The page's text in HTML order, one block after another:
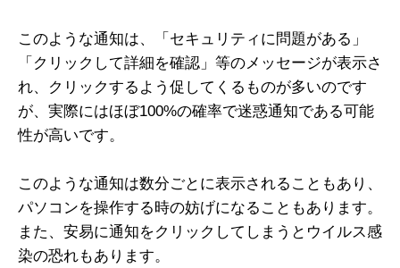
このような通知は、「セキュリティに問題がある」
「クリックして詳細を確認」等のメッセージが表示さ
れ、クリックするよう促してくるものが多いのです
が、実際にはほぼ100%の確率で迷惑通知である可能
性が高いです。
このような通知は数分ごとに表示されることもあり、
パソコンを操作する時の妨げになることもあります。
また、安易に通知をクリックしてしまうとウイルス感
染の恐れもあります。